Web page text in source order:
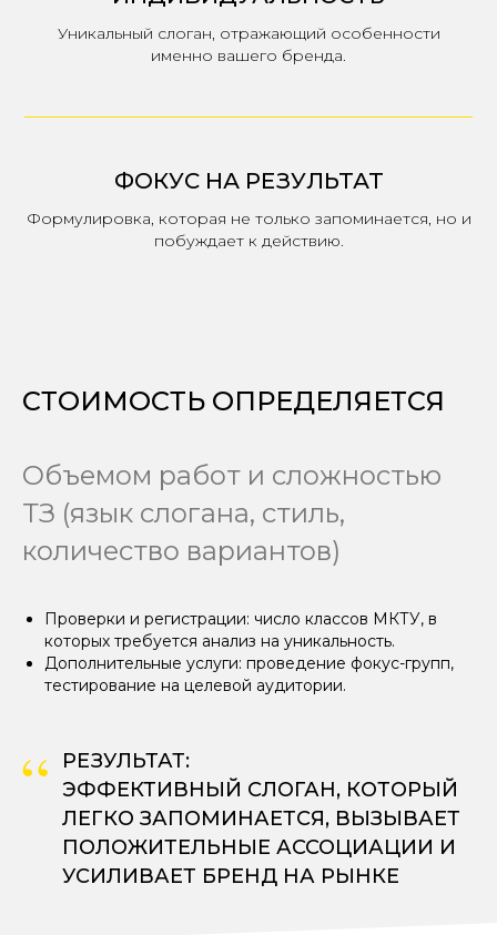
Уникальный слоган, отражающий особенности
именно вашего бренда.
ФОКУС НА РЕЗУЛЬТАТ
Формулировка, которая не только запоминается, но и
побуждает к действию.
СТОИМОСТЬ ОПРЕДЕЛЯЕТСЯ
Объемом работ и сложностью
ТЗ (язык слогана, стиль,
количество вариантов)
Проверки и регистрации: число классов МКТУ, в
которых требуется анализ на уникальность.
Дополнительные услуги: проведение фокус-групп,
тестирование на целевой аудитории.
“
РЕЗУЛЬТАТ:
ЭФФЕКТИВНЫЙ СЛОГАН, КОТОРЫЙ
ЛЕГКО ЗАПОМИНАЕТСЯ, ВЫЗЫВАЕТ
ПОЛОЖИТЕЛЬНЫЕ АССОЦИАЦИИ И
УСИЛИВАЕТ БРЕНД НА РЫНКЕ